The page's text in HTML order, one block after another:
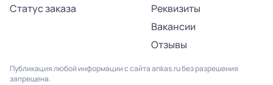
Статус заказа
Реквизиты
Вакансии
Отзывы
Публикация любой информации с сайта ankas.ru без разрешения
запрещена.